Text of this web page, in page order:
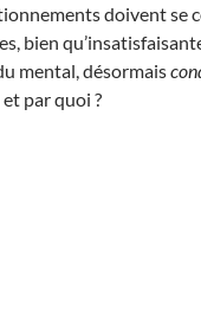
doivent se
bien
mental, désormais
par quoi ?